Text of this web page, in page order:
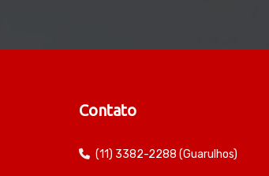
Contato
(11) 3382-2288 (Guarulhos)